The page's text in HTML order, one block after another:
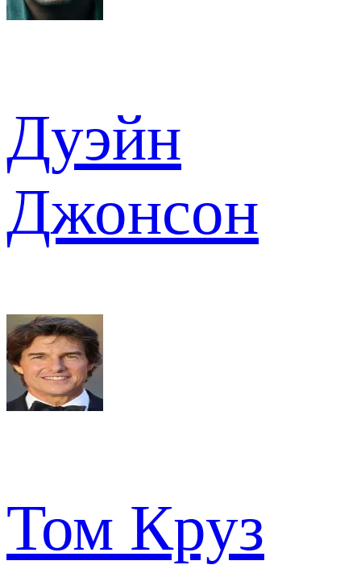
Дуэйн
Джонсон
Том Круз